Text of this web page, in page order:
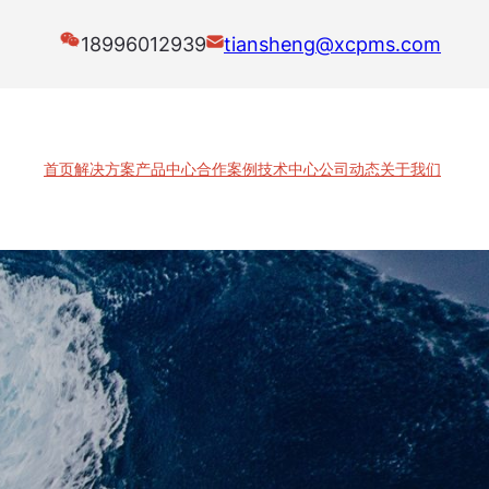
18996012939 tiansheng@xcpms.com
首页解决方案产品中心合作案例技术中心公司动态关于我们